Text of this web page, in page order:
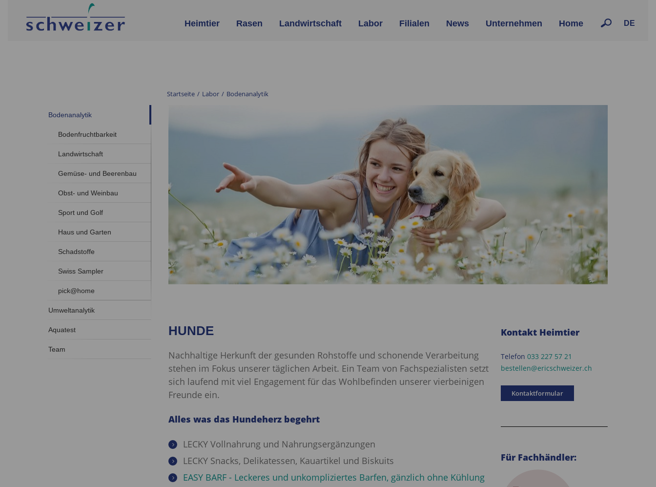
DE
Heimtier Rasen Landwirtschaft Labor Filialen News Unternehmen Home
Startseite / Labor / Bodenanalytik
Bodenanalytik
Bodenfruchtbarkeit
Landwirtschaft
Gemüse- und Beerenbau
Obst- und Weinbau
Sport und Golf
Haus und Garten
Schadstoffe
Swiss Sampler
pick@home
Umweltanalytik
Aquatest
Team
HUNDE
Nachhaltige Herkunft der gesunden Rohstoffe und schonende Verarbeitung
stehen im Fokus unserer täglichen Arbeit. Ein Team von Fachspezialisten setzt
sich laufend mit viel Engagement für das Wohlbefinden unserer vierbeinigen
Freunde ein.
Alles was das Hundeherz begehrt
LECKY Vollnahrung und Nahrungsergänzungen
LECKY Snacks, Delikatessen, Kauartikel und Biskuits
EASY BARF - Leckeres und unkompliziertes Barfen, gänzlich ohne Kühlung
Kontakt Heimtier
Telefon033 227 57 21
bestellen@ericschweizer.ch
Kontaktformular
Für Fachhändler: